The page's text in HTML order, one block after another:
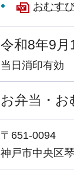
おむす
令和8年9月
当日消印有効
お弁当・お
〒651-0094
神戸市中央区